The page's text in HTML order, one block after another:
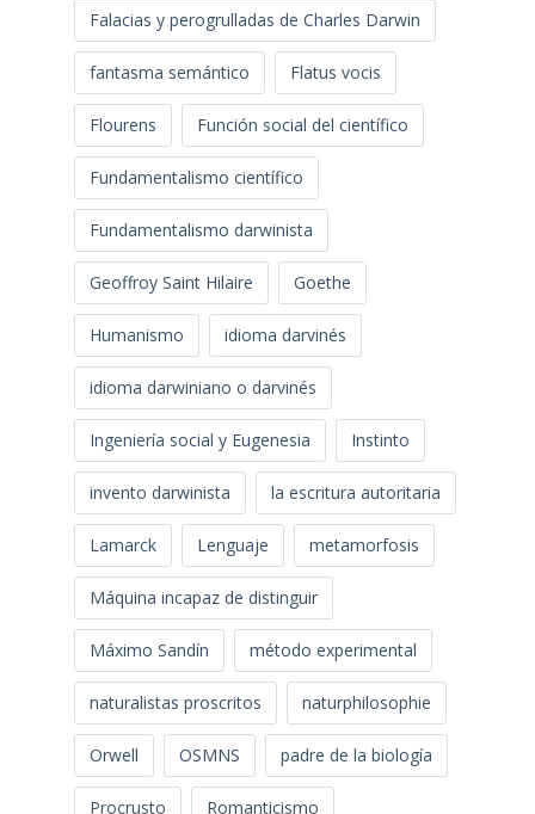
Falacias y perogrulladas de Charles Darwin
fantasma semántico Flatus vocis
Flourens Función social del científico
Fundamentalismo científico
Fundamentalismo darwinista
Geoffroy Saint Hilaire Goethe
Humanismo idioma darvinés
idioma darwiniano o darvinés
Ingeniería social y Eugenesia Instinto
invento darwinista la escritura autoritaria
Lamarck Lenguaje metamorfosis
Máquina incapaz de distinguir
Máximo Sandín método experimental
naturalistas proscritos naturphilosophie
Orwell OSMNS padre de la biología
Procrusto Romanticismo